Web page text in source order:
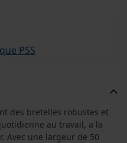
PSS
des bretelles robustes et
au travail, a la
Avec une largeur de 50